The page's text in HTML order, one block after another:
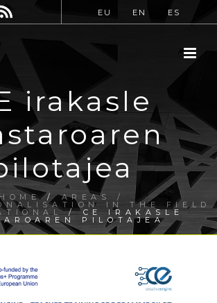
EU EN ES
irakasle
/AREAS /
IN THE FIELD
/ CE IRAKASLE
PILOTAJEA